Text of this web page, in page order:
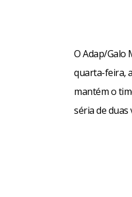
O Adap/Galo
quarta-feira,
mantém o
séria de